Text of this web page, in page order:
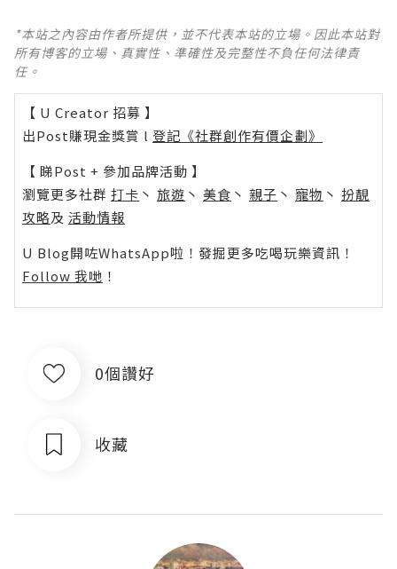
*本站之內容由作者所提供，並不代表本站的立場。因此本站對
所有博客的立場、真實性、準確性及完整性不負任何法律責
任。
【 U Creator 招募 】
出Post賺現金獎賞 l 登記《社群創作有價企劃》
【 睇Post + 參加品牌活動 】
瀏覽更多社群 打卡 丶 旅遊 丶 美食 丶 親子 丶 寵物 丶 扮靚
攻略及 活動情報
U Blog開咗WhatsApp啦！發掘更多吃喝玩樂資訊！
Follow 我哋 ！
0個讚好
收藏